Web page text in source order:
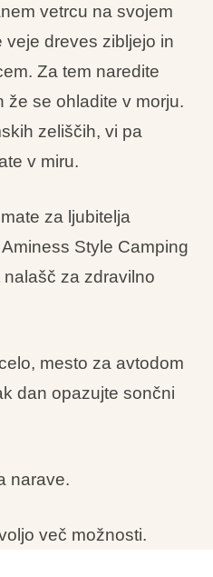
vetrcu na svojem
dreves zibljejo in
Za tem naredite
že se ohladite v morju.
zeliščih, vi pa
v miru.
za ljubitelja
Style Camping
za zdravilno
mesto za avtodom
dan opazujte sončni
narave.
več možnosti.